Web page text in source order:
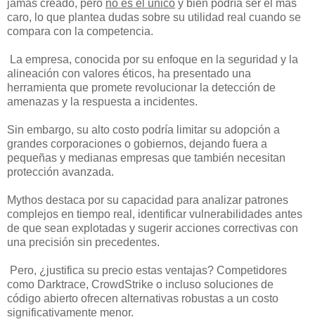
jamás creado, pero no es el único y bien podría ser el más
caro, lo que plantea dudas sobre su utilidad real cuando se
compara con la competencia.
La empresa, conocida por su enfoque en la seguridad y la
alineación con valores éticos, ha presentado una
herramienta que promete revolucionar la detección de
amenazas y la respuesta a incidentes.
Sin embargo, su alto costo podría limitar su adopción a
grandes corporaciones o gobiernos, dejando fuera a
pequeñas y medianas empresas que también necesitan
protección avanzada.
Mythos destaca por su capacidad para analizar patrones
complejos en tiempo real, identificar vulnerabilidades antes
de que sean explotadas y sugerir acciones correctivas con
una precisión sin precedentes.
Pero, ¿justifica su precio estas ventajas? Competidores
como Darktrace, CrowdStrike o incluso soluciones de
código abierto ofrecen alternativas robustas a un costo
significativamente menor.